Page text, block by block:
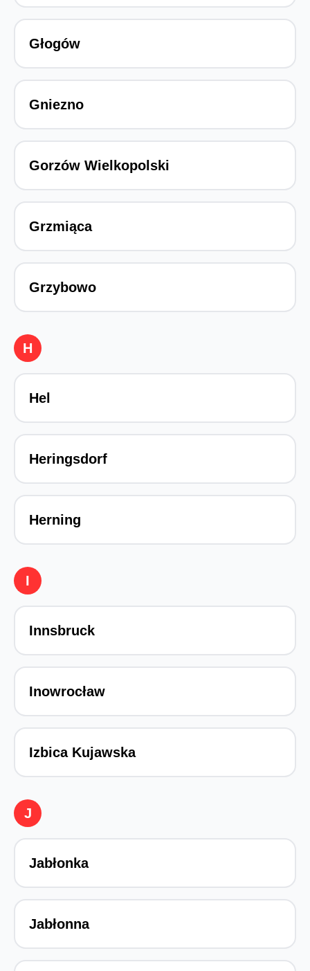
Głogów
Gniezno
Gorzów Wielkopolski
Grzmiąca
Grzybowo
H
Hel
Heringsdorf
Herning
I
Innsbruck
Inowrocław
Izbica Kujawska
J
Jabłonka
Jabłonna